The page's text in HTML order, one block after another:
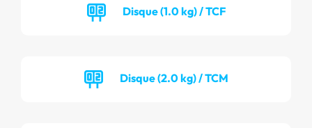
Disque (1.0 kg) / TCF
Disque (2.0 kg) / TCM